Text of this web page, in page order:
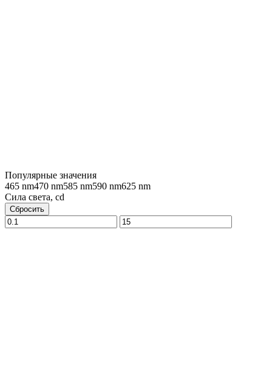
Популярные значения
465 nm470 nm585 nm590 nm625 nm
Сила света, cd
Сбросить